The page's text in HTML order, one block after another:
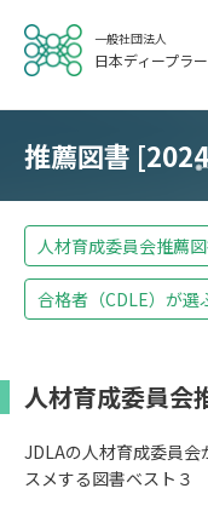
一般社団法人
日本ディープラ
推薦図書
人材育成委員会推薦
合格者（CDLE）が選
人材育成委員会
JDLAの人材育成委員
スメする図書ベスト３